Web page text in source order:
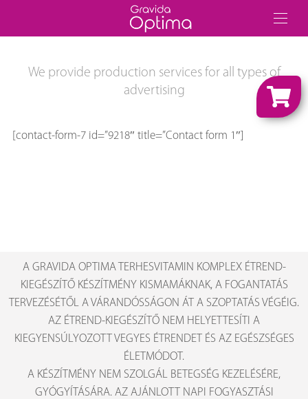
We provide production services for all types of
advertising
[contact-form-7 id=”9218″ title=”Contact form 1″]
A GRAVIDA OPTIMA TERHESVITAMIN KOMPLEX ÉTREND-
KIEGÉSZÍTŐ KÉSZÍTMÉNY KISMAMÁKNAK, A FOGANTATÁS
TERVEZÉSÉTŐL A VÁRANDÓSSÁGON ÁT A SZOPTATÁS VÉGÉIG.
AZ ÉTREND-KIEGÉSZÍTŐ NEM HELYETTESÍTI A
KIEGYENSÚLYOZOTT VEGYES ÉTRENDET ÉS AZ EGÉSZSÉGES
ÉLETMÓDOT.
A KÉSZÍTMÉNY NEM SZOLGÁL BETEGSÉG KEZELÉSÉRE,
GYÓGYÍTÁSÁRA. AZ AJÁNLOTT NAPI FOGYASZTÁSI